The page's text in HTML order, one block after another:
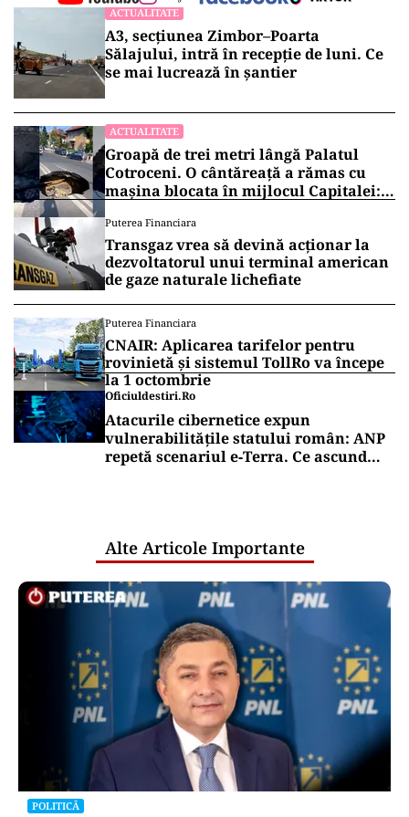
ACTUALITATE
A3, secțiunea Zimbor–Poarta
Sălajului, intră în recepție de luni. Ce
se mai lucrează în șantier
ACTUALITATE
Groapă de trei metri lângă Palatul
Cotroceni. O cântăreață a rămas cu
mașina blocata în mijlocul Capitalei:
Puterea Financiara
Transgaz vrea să devină acționar la
dezvoltatorul unui terminal american
de gaze naturale lichefiate
Puterea Financiara
CNAIR: Aplicarea tarifelor pentru
rovinietă și sistemul TollRo va începe
la 1 octombrie
Oficiuldestiri.ro
Atacurile cibernetice expun
vulnerabilitățile statului român: ANP
repetă scenariul e‑Terra. Ce ascund
Alte Articole Importante
POLITICĂ